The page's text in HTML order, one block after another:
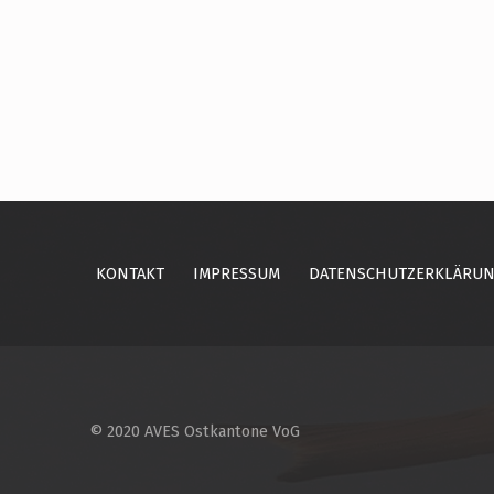
KONTAKT IMPRESSUM
© 2020 AVES Ostkantone VoG